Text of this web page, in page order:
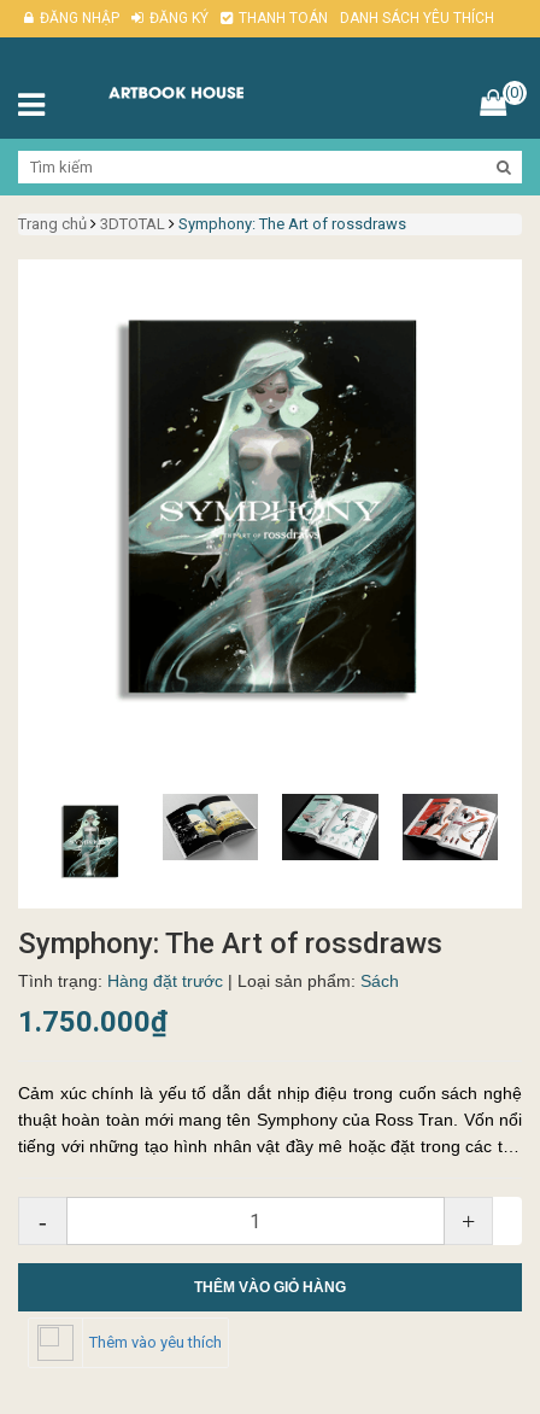
ĐĂNG NHẬP ĐĂNG KÝ THANH TOÁN DANH SÁCH YÊU THÍCH
(0)
Trang chủ 3DTOTAL Symphony: The Art of rossdraws
Symphony: The Art of rossdraws
Tình trạng: Hàng đặt trước | Loại sản phẩm: Sách
1.750.000₫
Cảm xúc chính là yếu tố dẫn dắt nhịp điệu trong cuốn sách nghệ
thuật hoàn toàn mới mang tên Symphony của Ross Tran. Vốn nổi
tiếng với những tạo hình nhân vật đầy mê hoặc đặt trong các thế
- +
THÊM VÀO GIỎ HÀNG
Thêm vào yêu thích